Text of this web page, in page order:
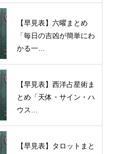
【早見表】六曜まとめ
「毎日の吉凶が簡単にわ
かる一…
【早見表】西洋占星術ま
とめ「天体・サイン・ハ
ウス…
【早見表】タロットまと